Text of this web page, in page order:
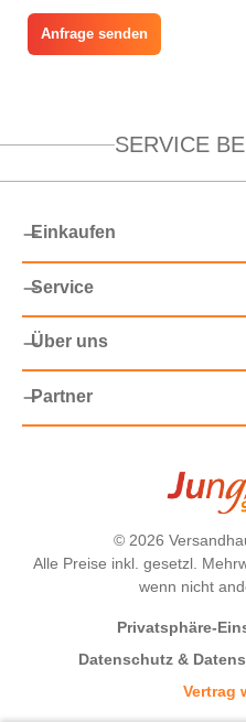
Anfrage senden
SERVICE
Einkaufen
Service
Über uns
Partner
© 2026
Alle Preise inkl. gesetzl.
wenn nicht
Privatsphäre-
Datenschutz &
Vertrag